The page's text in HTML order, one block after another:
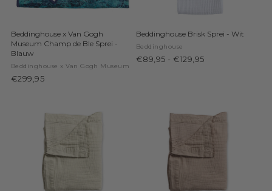
Beddinghouse x Van Gogh
Museum Champ de Ble Sprei -
Blauw
Beddinghouse x Van Gogh Museum
€299,95
Beddinghouse Brisk Sprei - Wit
Beddinghouse
€89,95 - €129,95